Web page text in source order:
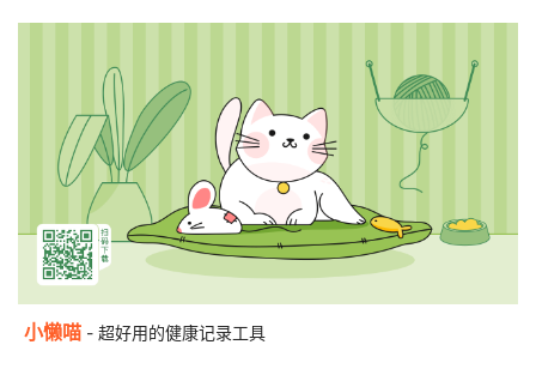
小懒喵 - 超好用的健康记录工具